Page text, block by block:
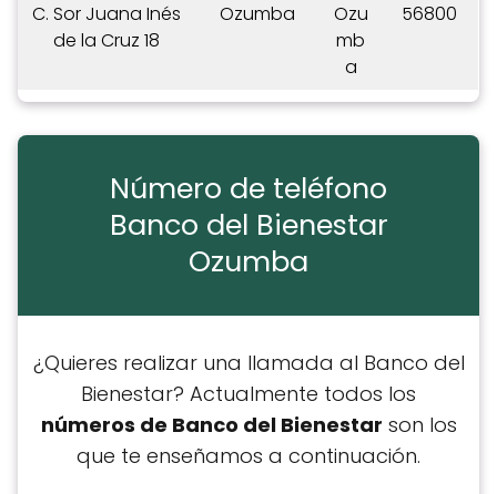
C. Sor Juana Inés
de la Cruz 18
Ozumba
Ozu
mb
a
56800
Número de teléfono
Banco del Bienestar
Ozumba
¿Quieres realizar una llamada al Banco del
Bienestar? Actualmente todos los
números de Banco del Bienestar son los
que te enseñamos a continuación.